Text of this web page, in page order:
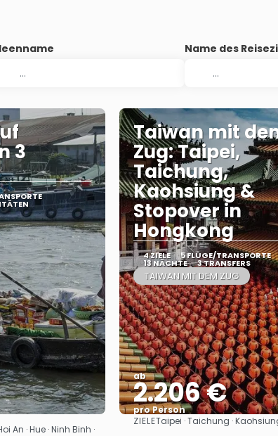
Name des
3
An · Hue · Ninh Binh ·
Taiwan mit
Zug: Taipei,
Taichung,
Kaohsiung &
Stopover in
Hongkong
4 ZIELE 5 FLÜGE/TRANSPORTE
13 NÄCHTE 3 TRANSFERS
TAIWAN MIT DEM ZUG
ab
2.206 €
pro Person
Sehen
ZIELETaipei · Taichung ·